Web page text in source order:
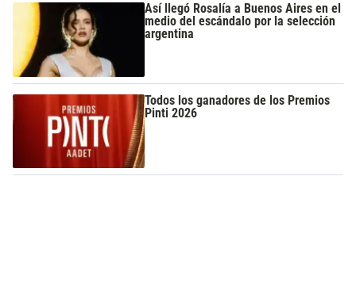
Así llegó Rosalía a Buenos Aires en el
medio del escándalo por la selección
argentina
Todos los ganadores de los Premios
Pinti 2026